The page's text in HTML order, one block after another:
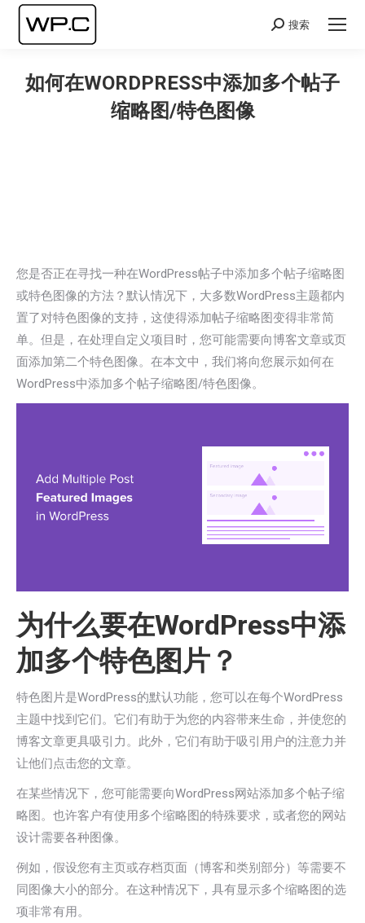
Search:
搜索
如何在WORDPRESS中添加多个帖子
缩略图/特色图像
您是否正在寻找一种在WordPress帖子中添加多个帖子缩略图
或特色图像的方法？默认情况下，大多数WordPress主题都内
置了对特色图像的支持，这使得添加帖子缩略图变得非常简
单。但是，在处理自定义项目时，您可能需要向博客文章或页
面添加第二个特色图像。在本文中，我们将向您展示如何在
WordPress中添加多个帖子缩略图/特色图像。
为什么要在WordPress中添
加多个特色图片？
特色图片是WordPress的默认功能，您可以在每个WordPress
主题中找到它们。它们有助于为您的内容带来生命，并使您的
博客文章更具吸引力。此外，它们有助于吸引用户的注意力并
让他们点击您的文章。
在某些情况下，您可能需要向WordPress网站添加多个帖子缩
略图。也许客户有使用多个缩略图的特殊要求，或者您的网站
设计需要各种图像。
例如，假设您有主页或存档页面（博客和类别部分）等需要不
同图像大小的部分。在这种情况下，具有显示多个缩略图的选
项非常有用。